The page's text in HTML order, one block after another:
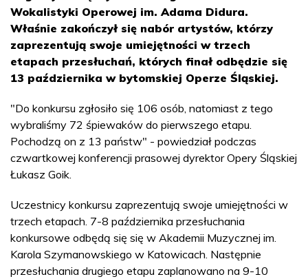
Wokalistyki Operowej im. Adama Didura.
Właśnie zakończył się nabór artystów, którzy
zaprezentują swoje umiejętności w trzech
etapach przesłuchań, których finał odbędzie się
13 października w bytomskiej Operze Śląskiej.
"Do konkursu zgłosiło się 106 osób, natomiast z tego
wybraliśmy 72 śpiewaków do pierwszego etapu.
Pochodzą on z 13 państw" - powiedział podczas
czwartkowej konferencji prasowej dyrektor Opery Śląskiej
Łukasz Goik.
Uczestnicy konkursu zaprezentują swoje umiejętności w
trzech etapach. 7-8 października przesłuchania
konkursowe odbędą się się w Akademii Muzycznej im.
Karola Szymanowskiego w Katowicach. Następnie
przesłuchania drugiego etapu zaplanowano na 9-10